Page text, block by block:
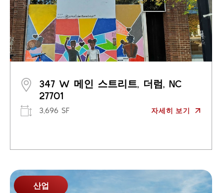
347 W 메인 스트리트, 더럼, NC
27701
3,696 SF 자세히 보기
산업